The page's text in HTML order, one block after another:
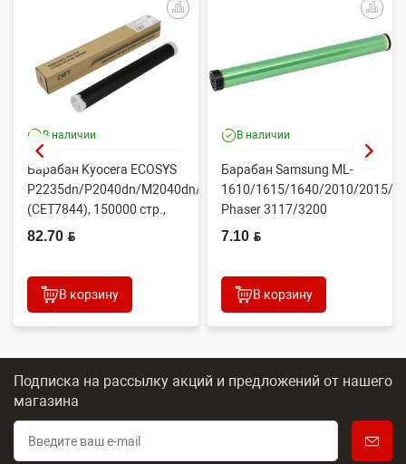
В наличии
Барабан Kyocera ECOSYS
P2235dn/P2040dn/M2040dn/M2540dw
(CET7844), 150000 стр.,
Япония
82.70 BYN
В корзину
В наличии
Барабан Samsung ML-
1610/1615/1640/2010/2015/
Phaser 3117/3200
(CONTENT)
7.10 BYN
В корзину
Подписка на рассылку акций и предложений от нашего
магазина